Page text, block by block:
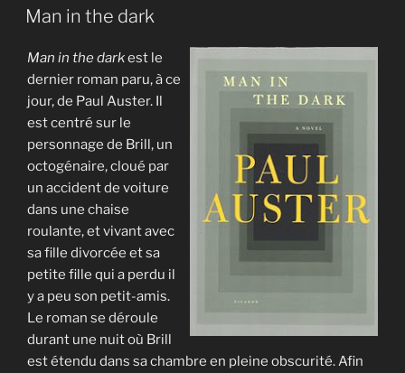
LE
Man in the dark
Man in the darkest le
dernier roman paru, à ce
jour, de Paul Auster. Il
est centré sur le
personnage de Brill, un
octogénaire, cloué par
un accident de voiture
dans une chaise
roulante, et vivant avec
sa fille divorcée et sa
petite fille qui a perdu il
y a peu son petit-amis.
Le roman se déroule
durant une nuit où Brill
est étendu dans sa chambre en pleine obscurité. Afin